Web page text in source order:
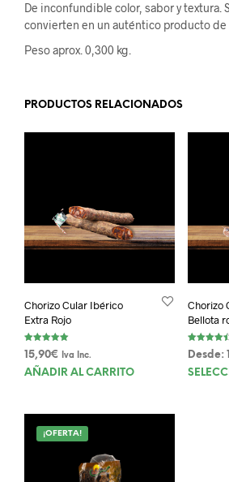
De inconfundible color, sabor y textura.
convierten en un auténtico producto de
Peso aprox. 0,300 kg.
PRODUCTOS RELACIONADOS
Chorizo Cular Ibérico
Extra Rojo
Valorado con
5.00
de 5
15,90€ Iva Inc.
AÑADIR AL CARRITO
Chorizo
Bellota
Valorado
con
de 5
Desde:
¡OFERTA!